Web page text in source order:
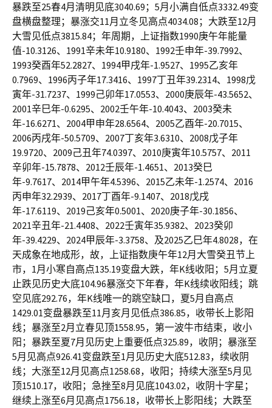
暴跌至25春4月清明见底3040.69；5月小满自低点3332.49变
盘横盘整理；暴涨交11月立冬见高点4034.08；大跌至12月
大雪见低点3815.84；年周期，上证指数1990庚午年能量
值-10.3126、1991辛未年10.9180、1992壬申年-39.7992、
1993癸酉年52.2827、1994甲戌年-1.9527、1995乙亥年
0.7969、1996丙子年17.3416、1997丁丑年39.2314、1998戊
寅年-31.7237、1999己卯年17.0553、2000庚辰年-43.5652、
2001辛巳年-0.6295、2002壬午年-10.4043、2003癸未
年-16.6271、2004甲申年28.6564、2005乙酉年-20.7015、
2006丙戌年-50.5709、2007丁亥年3.6310、2008戊子年
19.9720、2009己丑年74.0397、2010庚寅年10.5757、2011
辛卯年-15.7878、2012壬辰年-1.4651、2013癸巳
年-9.7617、2014甲午年4.5396、2015乙未年-1.2574、2016
丙申年32.2939、2017丁酉年-9.1407、2018戊戌
年-17.6119、2019己亥年0.5001、2020庚子年-30.1856、
2021辛丑年-21.4408、2022壬寅年35.9382、2023癸卯
年-39.4229、2024甲辰年-3.3758、及2025乙巳年4.8028，在
天成象在地成形，故，上证指数庚午年12月大雪癸丑节上
市，1月小寒自高点135.19变盘大跌，年K线收阳；5月立夏
止跌见历史大底104.96暴涨交下年春，年K线续收阳线；跳
空见底292.76，年K线唯一的跳空缺口，夏5月自高点
1429.01变盘暴跌至11月亥月见低点386.85，收带长上影阳
线；暴涨至2月立春见顶1558.95，第一波牛市结束，收小
阳；暴跌至夏7月见历史上重要低点325.89，收阴；暴涨至
5月见高点926.41变盘跌至1月见历史大底512.83，续收阴
线；大涨至12月见高点1258.68，收阳；持续大涨至5月见
顶1510.17，收阳；急挫至8月见底1043.02，收阴十字星；
继续上涨至6月见高点1756.18，收带长上影阳线；大跌至